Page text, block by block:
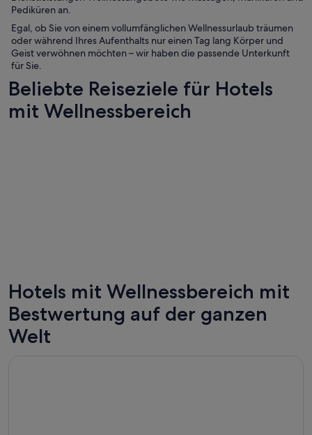
Pediküren an.
Egal, ob Sie von einem vollumfänglichen Wellnessurlaub träumen
oder während Ihres Aufenthalts nur einen Tag lang Körper und
Geist verwöhnen möchten – wir haben die passende Unterkunft
für Sie.
Beliebte Reiseziele für Hotels
mit Wellnessbereich
Las Vegas
248 Wellnesshotels
Cancún
Hotels mit Wellnessbereich mit
Bestwertung auf der ganzen
Welt